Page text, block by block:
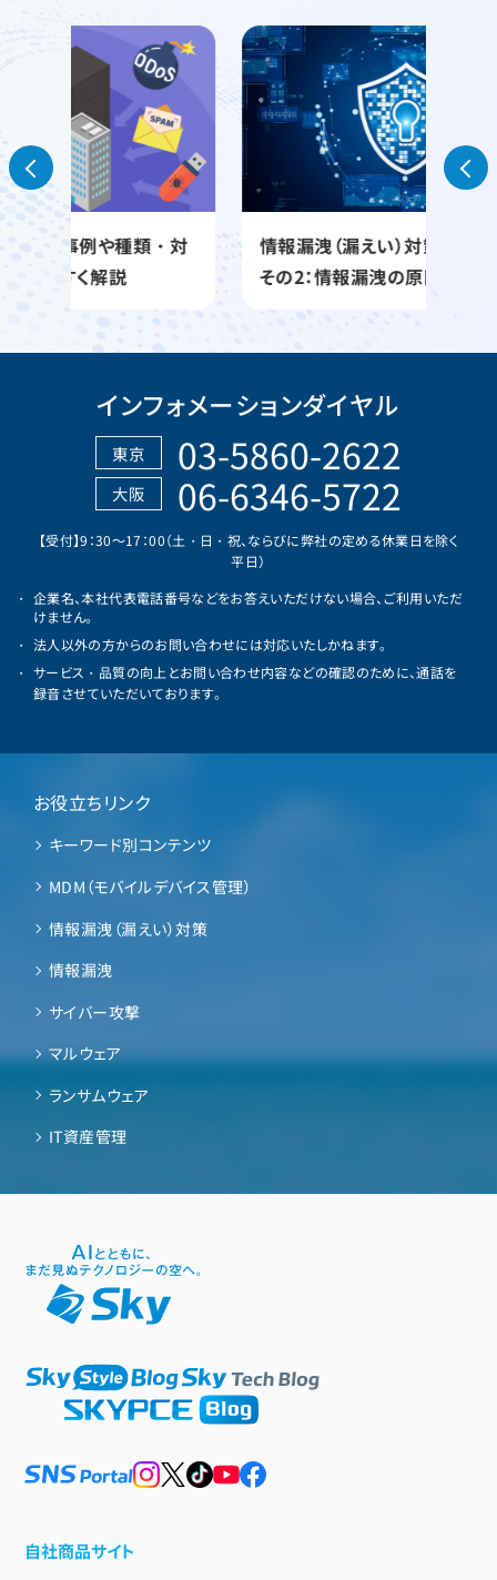
情報漏洩（漏えい）対策への足がかり
その2：情報漏洩の原因を知る
インフォメーションダイヤル
東京 03-5860-2622
大阪 06-6346-5722
【受付】9：30～17：00（土・日・祝、ならびに弊社の定める休業日を除く
平日）
企業名、本社代表電話番号などをお答えいただけない場合、ご利用いただ
けません。
法人以外の方からのお問い合わせには対応いたしかねます。
サービス・品質の向上とお問い合わせ内容などの確認のために、通話を
録音させていただいております。
お役立ちリンク
キーワード別コンテンツ
MDM（モバイルデバイス管理）
情報漏洩（漏えい）対策
情報漏洩
サイバー攻撃
マルウェア
ランサムウェア
IT資産管理
自社商品サイト